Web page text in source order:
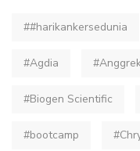
##harikankersedunia
#Agdia
#Biogen Scientific
#bootcamp